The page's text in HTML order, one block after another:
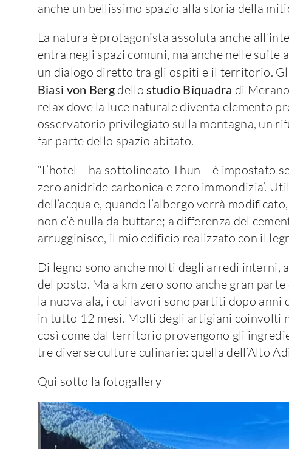
anche un bellissimo spazio alla storia della
La natura è protagonista assoluta anche
entra negli spazi comuni, ma anche nelle
un dialogo diretto tra gli ospiti e il territorio.
Biasi von Berg dello studio Biquadra di
relax dove la luce naturale diventa elemento
osservatorio privilegiato sulla montagna, un
far parte dello spazio abitato.
“L’hotel – ha sottolineato Thun – è impostato
zero anidride carbonica e zero immondizia’.
dell’acqua e, quando l’albergo verrà
non c’è nulla da buttare; a differenza del
arrugginisce, il mio edificio realizzato con il
Di legno sono anche molti degli arredi interni,
del posto. Ma a km zero sono anche gran
la nuova ala, i cui lavori sono partiti dopo anni
in tutto 12 mesi. Molti degli artigiani coinvolti
così come dal territorio provengono gli
tre diverse culture culinarie: quella dell’Alto
Qui sotto la fotogallery